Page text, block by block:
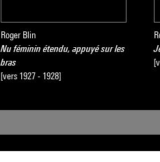
Roger Blin
Nu féminin étendu, appuyé sur les
bras
[vers 1927 - 1928]